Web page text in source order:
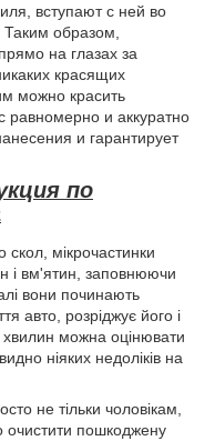
вступают с ней во
образом,
на глазах за
красящих
можно красить
равномерно и аккуратно
и гарантирует
по
мікрочастинки
і вм'ятин, заповнюючи
вони починають
авто, розріджує його і
хвилин можна оцінювати
ніяких недоліків на
не тільки чоловікам,
очистити пошкоджену